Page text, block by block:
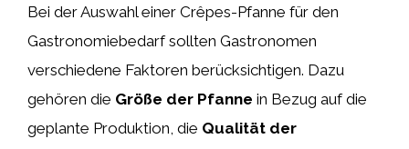
Bei der Auswahl einer Crêpes-Pfanne für den
Gastronomiebedarf sollten Gastronomen
verschiedene Faktoren berücksichtigen. Dazu
gehören die Größe der Pfanne in Bezug auf die
geplante Produktion, die Qualität der